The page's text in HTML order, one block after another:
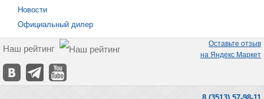
Новости
Официальный дилер
Наш рейтинг
Оставьте отзыв
на Яндекс Маркет